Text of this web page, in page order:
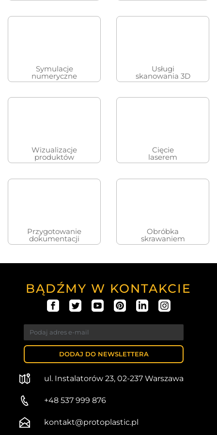
Symulacje
numeryczne
Usługi
skanowania 3D
Wizualizacje
produktów
Cięcie
laserem
Przygotowanie
dokumentacji
Obróbka
skrawaniem
BĄDŹMY W KONTAKCIE
DODAJ DO NEWSLETTERA
ul. Instalatorów 23, 02-237 Warszawa
+48 537 999 876
kontakt@protoplastic.pl